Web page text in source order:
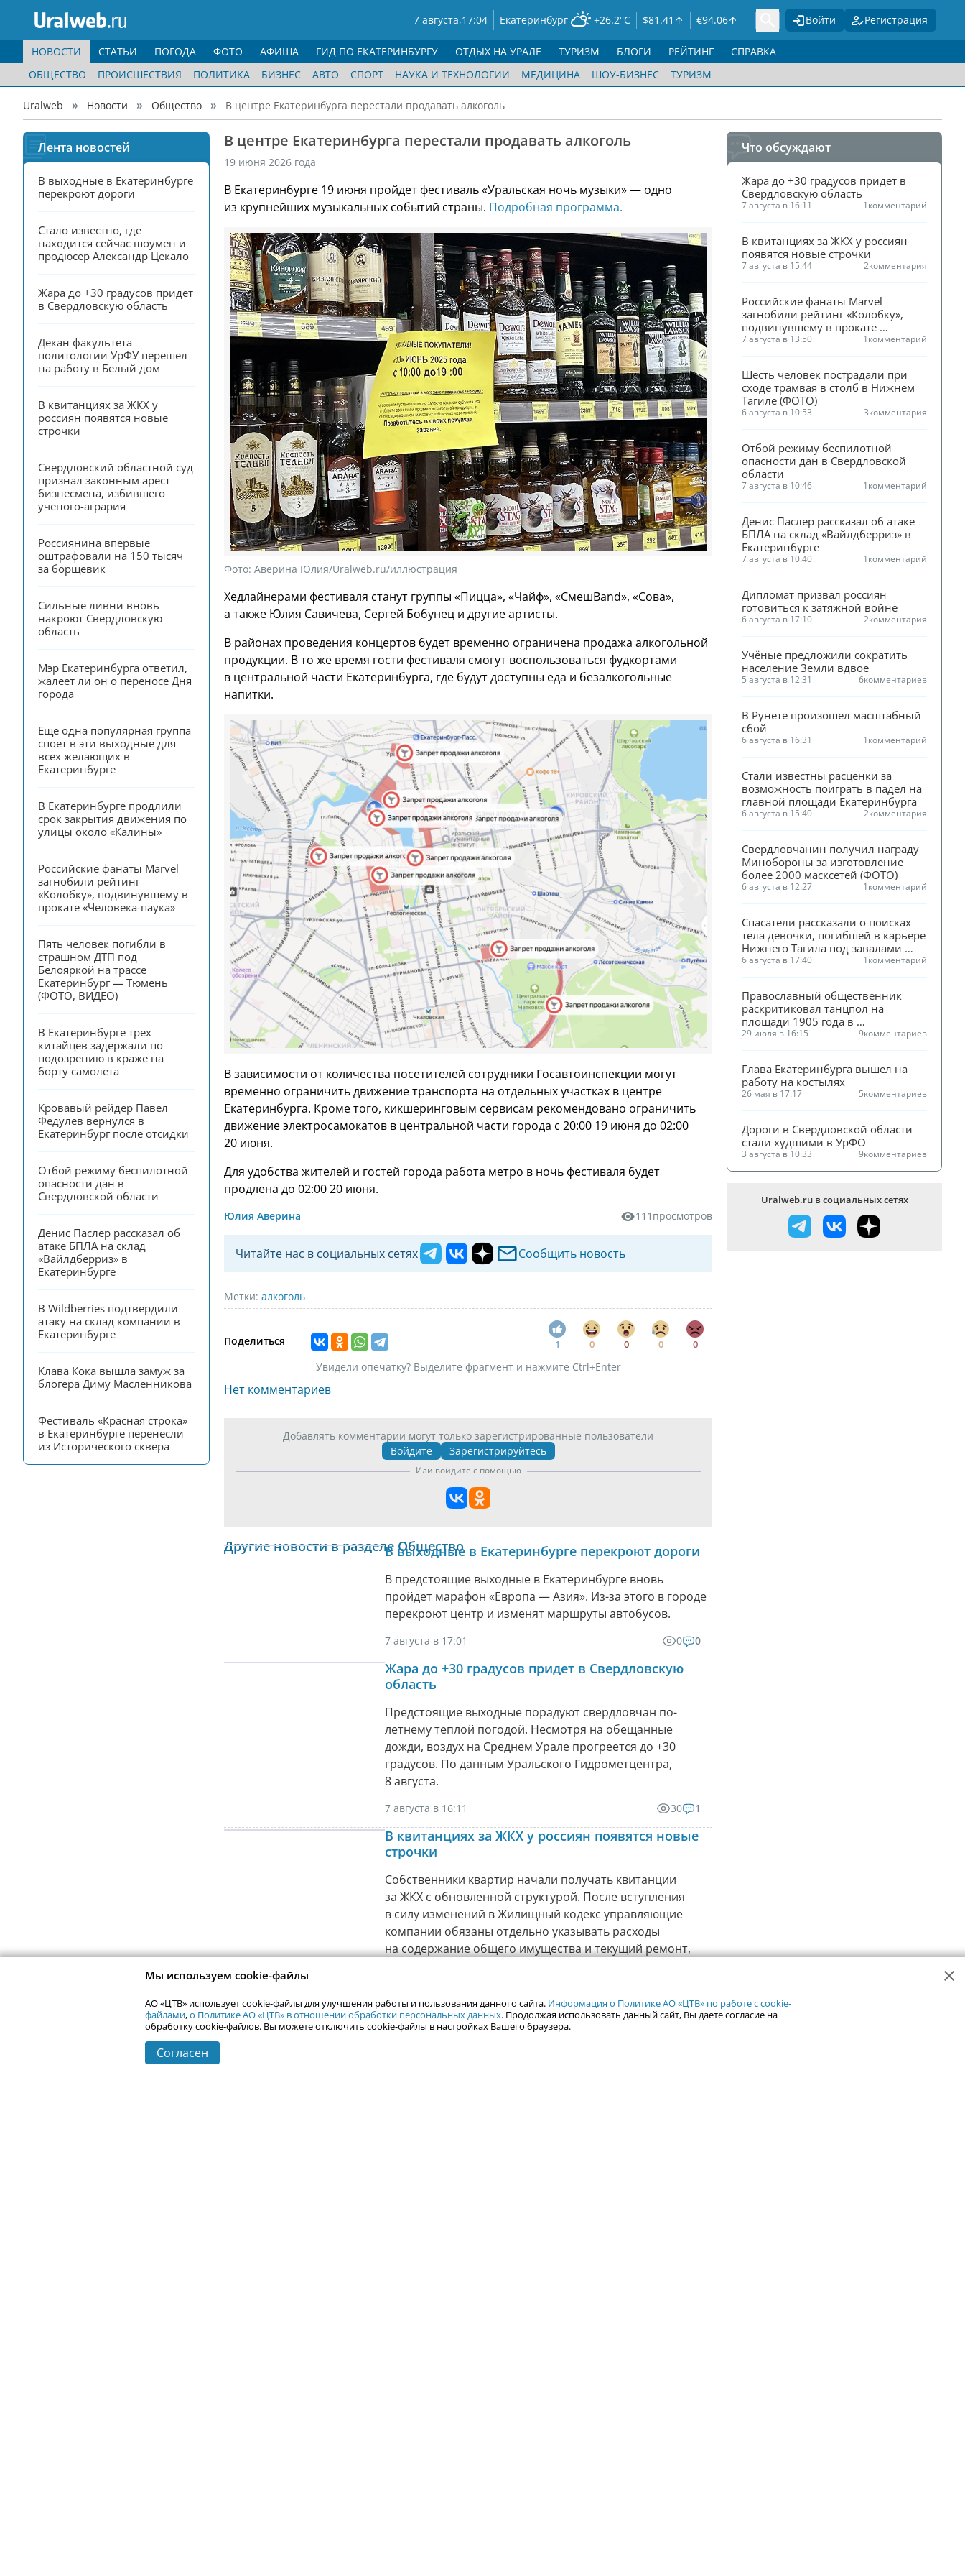
7 августа,17:04 Екатеринбург +26.2°C $81.41 €94.06 Войти Регистрация
НОВОСТИ
ОБЩЕСТВО
ПРОИСШЕСТВИЯ ПОЛИТИКА БИЗНЕС АВТО СПОРТ НАУКА И ТЕХНОЛОГИИ МЕДИЦИНА ШОУ-БИЗНЕС ТУРИЗМ
СТАТЬИ ПОГОДА ФОТО АФИША ГИД ПО ЕКАТЕРИНБУРГУ ОТДЫХ НА УРАЛЕ ТУРИЗМ БЛОГИ РЕЙТИНГ СПРАВКА
Uralweb Новости Общество В центре Екатеринбурга перестали продавать алкоголь
Лента новостей
В выходные в Екатеринбурге
перекроют дороги
Стало известно, где
находится сейчас шоумен и
продюсер Александр Цекало
Жара до +30 градусов придет
в Свердловскую область
Декан факультета
политологии УрФУ перешел
на работу в Белый дом
В квитанциях за ЖКХ у
россиян появятся новые
строчки
Свердловский областной суд
признал законным арест
бизнесмена, избившего
ученого-агрария
Россиянина впервые
оштрафовали на 150 тысяч
за борщевик
Сильные ливни вновь
накроют Свердловскую
область
Мэр Екатеринбурга ответил,
жалеет ли он о переносе Дня
города
Еще одна популярная группа
споет в эти выходные для
всех желающих в
Екатеринбурге
В Екатеринбурге продлили
срок закрытия движения по
улицы около «Калины»
Российские фанаты Marvel
загнобили рейтинг
«Колобку», подвинувшему в
прокате «Человека-паука»
Пять человек погибли в
страшном ДТП под
Белояркой на трассе
Екатеринбург — Тюмень
(ФОТО, ВИДЕО)
В Екатеринбурге трех
китайцев задержали по
подозрению в краже на
борту самолета
Кровавый рейдер Павел
Федулев вернулся в
Екатеринбург после отсидки
Отбой режиму беспилотной
опасности дан в
Свердловской области
Денис Паслер рассказал об
атаке БПЛА на склад
«Вайлдберриз» в
Екатеринбурге
В Wildberries подтвердили
атаку на склад компании в
Екатеринбурге
Клава Кока вышла замуж за
блогера Диму Масленникова
Фестиваль «Красная строка»
в Екатеринбурге перенесли
из Исторического сквера
В центре Екатеринбурга перестали продавать алкоголь
19 июня 2026 года
В Екатеринбурге 19 июня пройдет фестиваль «Уральская ночь музыки» — одно
из крупнейших музыкальных событий страны. Подробная программа.
Фото: Аверина Юлия/Uralweb.ru/иллюстрация
Хедлайнерами фестиваля станут группы «Пицца», «Чайф», «СмешBand», «Сова»,
а также Юлия Савичева, Сергей Бобунец и другие артисты.
В районах проведения концертов будет временно ограничена продажа алкогольной
продукции. В то же время гости фестиваля смогут воспользоваться фудкортами
в центральной части Екатеринбурга, где будут доступны еда и безалкогольные
напитки.
В зависимости от количества посетителей сотрудники Госавтоинспекции могут
временно ограничить движение транспорта на отдельных участках в центре
Екатеринбурга. Кроме того, кикшеринговым сервисам рекомендовано ограничить
движение электросамокатов в центральной части города с 20:00 19 июня до 02:00
20 июня.
Для удобства жителей и гостей города работа метро в ночь фестиваля будет
продлена до 02:00 20 июня.
Юлия Аверина 111 просмотров
Читайте нас в социальных сетях Сообщить новость
Метки: алкоголь
Поделиться 1 0 0 0 0
Увидели опечатку? Выделите фрагмент и нажмите Ctrl+Enter
Нет комментариев
Добавлять комментарии могут только зарегистрированные пользователи
Войдите
Зарегистрируйтесь
Или войдите с помощью
Другие новости в разделе ОбществоВ выходные в Екатеринбурге перекроют дороги
В предстоящие выходные в Екатеринбурге вновь
пройдет марафон «Европа — Азия». Из-за этого в городе
перекроют центр и изменят маршруты автобусов.
7 августа в 17:01 0 0
Жара до +30 градусов придет в Свердловскую
область
Предстоящие выходные порадуют свердловчан по-
летнему теплой погодой. Несмотря на обещанные
дожди, воздух на Среднем Урале прогреется до +30
градусов. По данным Уральского Гидрометцентра,
8 августа.
7 августа в 16:11 30 1
В квитанциях за ЖКХ у россиян появятся новые
строчки
Собственники квартир начали получать квитанции
за ЖКХ с обновленной структурой. После вступления
в силу изменений в Жилищный кодекс управляющие
компании обязаны отдельно указывать расходы
на содержание общего имущества и текущий ремонт,
Свердловский областной суд признал законным
арест бизнесмена, избившего ученого-агрария
Что обсуждают
Жара до +30 градусов придет в
Свердловскую область
7 августа в 16:11 1комментарий
В квитанциях за ЖКХ у россиян
появятся новые строчки
7 августа в 15:44 2комментария
Российские фанаты Marvel
загнобили рейтинг «Колобку»,
подвинувшему в прокате
«Человека-паука»
7 августа в 13:50 1комментарий
Шесть человек пострадали при
сходе трамвая в столб в Нижнем
Тагиле (ФОТО)
6 августа в 10:53 3комментария
Отбой режиму беспилотной
опасности дан в Свердловской
области
7 августа в 10:46 1комментарий
Денис Паслер рассказал об атаке
БПЛА на склад «Вайлдберриз» в
Екатеринбурге
7 августа в 10:40 1комментарий
Дипломат призвал россиян
готовиться к затяжной войне
6 августа в 17:10 2комментария
Учёные предложили сократить
население Земли вдвое
5 августа в 12:31 6комментариев
В Рунете произошел масштабный
сбой
6 августа в 16:31 1комментарий
Стали известны расценки за
возможность поиграть в падел на
главной площади Екатеринбурга
6 августа в 15:40 2комментария
Свердловчанин получил награду
Минобороны за изготовление
более 2000 масксетей (ФОТО)
6 августа в 12:27 1комментарий
Спасатели рассказали о поисках
тела девочки, погибшей в карьере
Нижнего Тагила под завалами
песка
6 августа в 17:40 1комментарий
Православный общественник
раскритиковал танцпол на
площади 1905 года в
Екатеринбурге
29 июля в 16:15 9комментариев
Глава Екатеринбурга вышел на
работу на костылях
26 мая в 17:17 5комментариев
Дороги в Свердловской области
стали худшими в УрФО
3 августа в 10:33 9комментариев
Uralweb.ru в социальных сетях
Мы используем cookie-файлы
АО «ЦТВ» использует cookie-файлы для улучшения работы и пользования данного сайта. Информация о Политике АО «ЦТВ» по работе с cookie-
файлами,о Политике АО «ЦТВ» в отношении обработки персональных данных. Продолжая использовать данный сайт, Вы даете согласие на
обработку cookie-файлов. Вы можете отключить cookie-файлы в настройках Вашего браузера.
Согласен